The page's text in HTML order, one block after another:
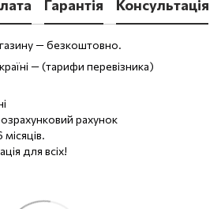
Гарантія Консультація
— безкоштовно.
— (тарифи перевізника)
рахунок
для всіх!